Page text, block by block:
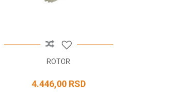
ROTOR
4.446,00 RSD